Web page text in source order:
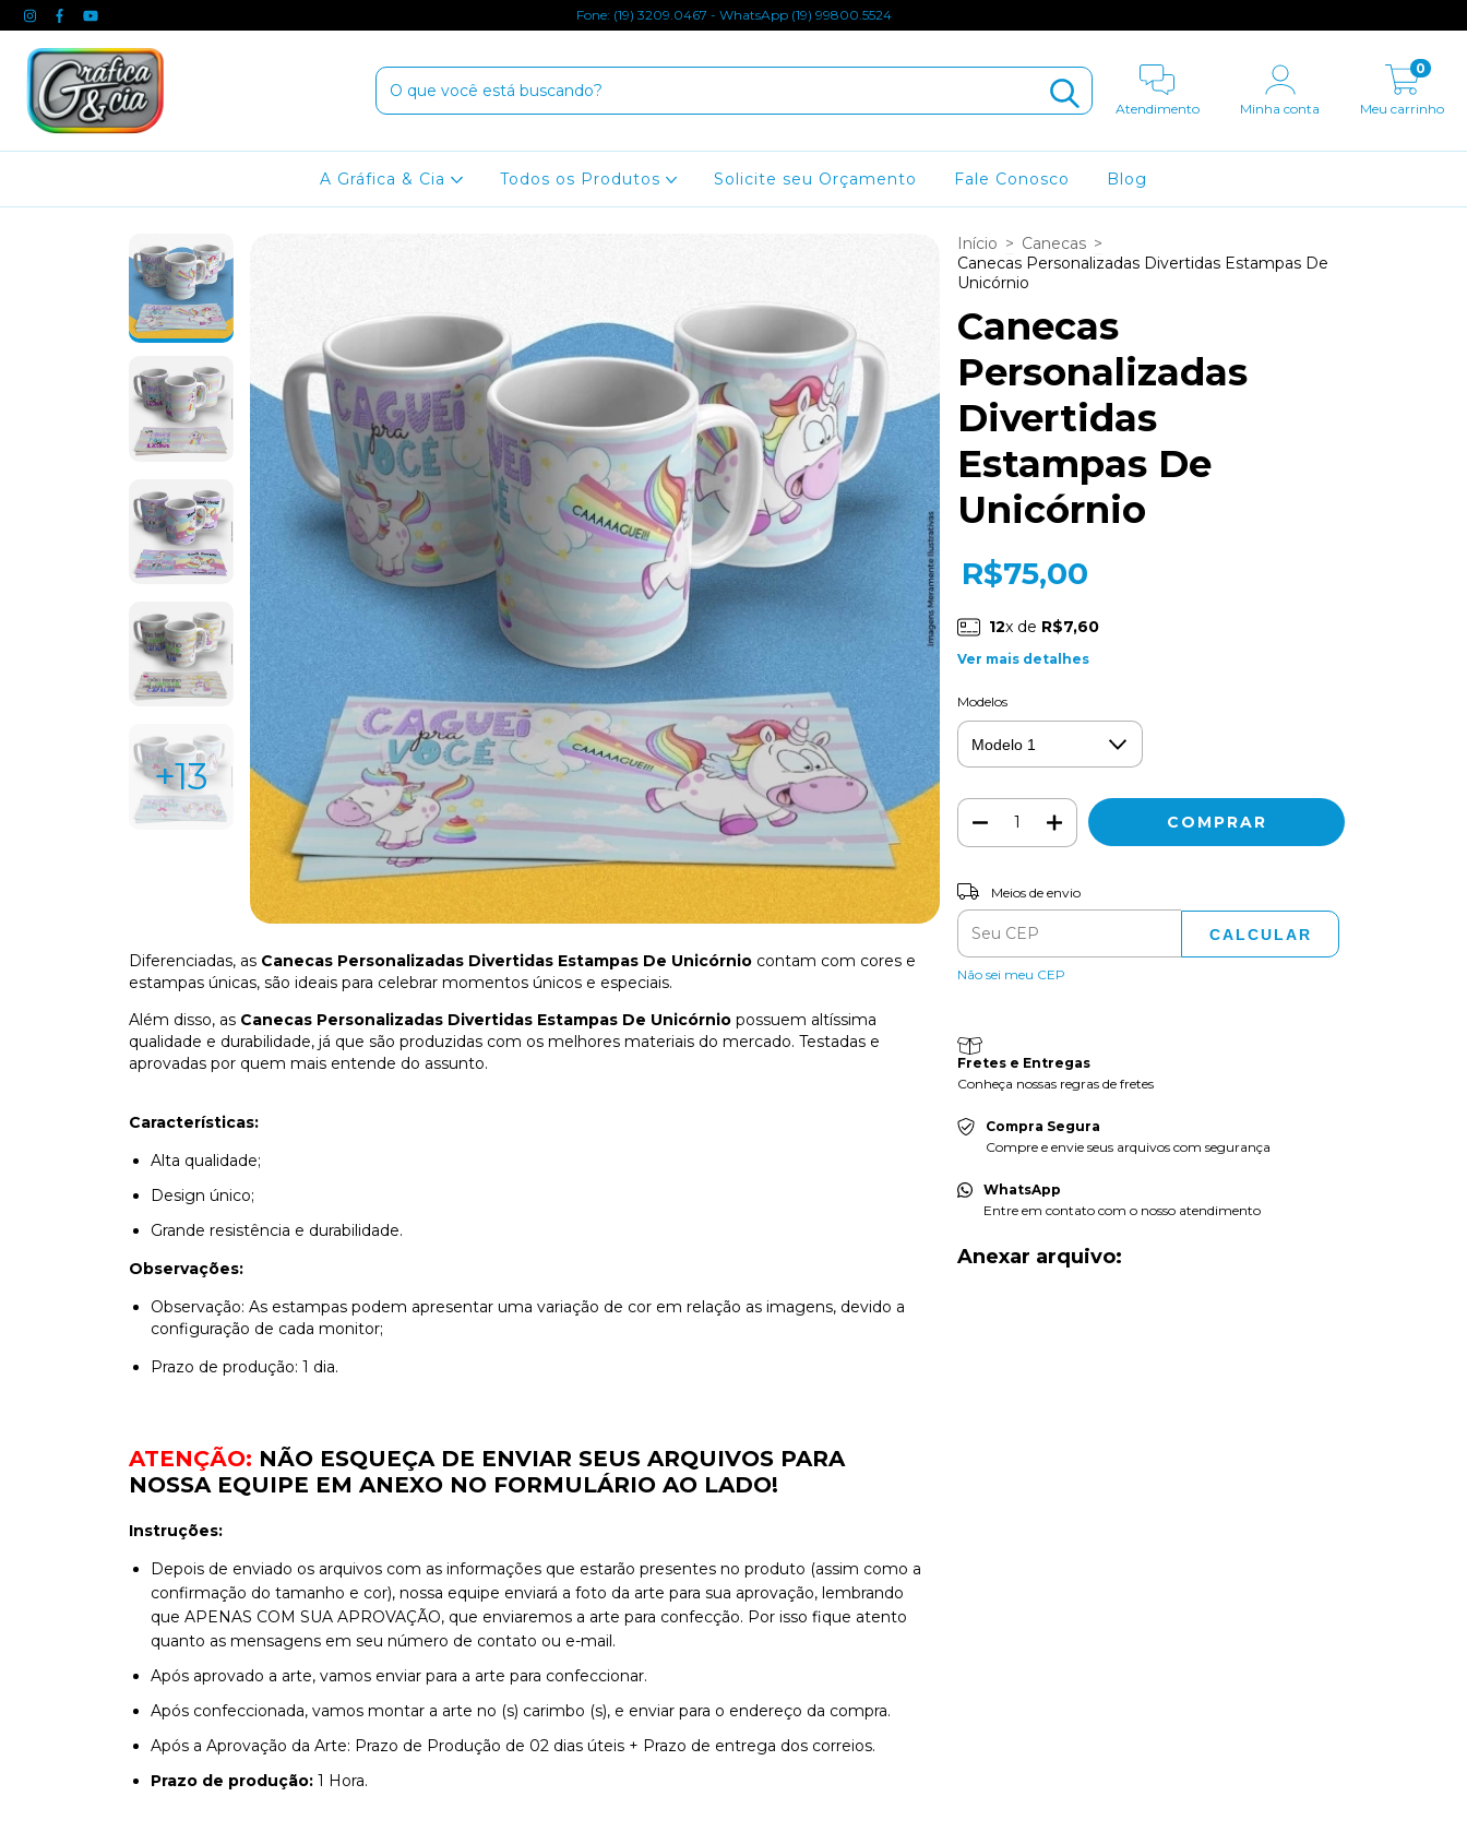
Fone: (19) 3209.0467 - WhatsApp (19) 99800.5524
Atendimento Minha conta Meu carrinho
0
A Gráfica & Cia Todos os Produtos Solicite seu Orçamento Fale Conosco Blog
+13
Diferenciadas, as Canecas Personalizadas Divertidas Estampas De Unicórnio contam com cores e
estampas únicas, são ideais para celebrar momentos únicos e especiais.
Além disso, as Canecas Personalizadas Divertidas Estampas De Unicórnio possuem altíssima
qualidade e durabilidade, já que são produzidas com os melhores materiais do mercado. Testadas e
aprovadas por quem mais entende do assunto.
Características:
Alta qualidade;
Design único;
Grande resistência e durabilidade.
Observações:
Observação: As estampas podem apresentar uma variação de cor em relação as imagens, devido a
configuração de cada monitor;
Prazo de produção: 1 dia.
ATENÇÃO: NÃO ESQUEÇA DE ENVIAR SEUS ARQUIVOS PARA
NOSSA EQUIPE EM ANEXO NO FORMULÁRIO AO LADO!
Instruções:
Depois de enviado os arquivos com as informações que estarão presentes no produto (assim como a
confirmação do tamanho e cor), nossa equipe enviará a foto da arte para sua aprovação, lembrando
que APENAS COM SUA APROVAÇÃO, que enviaremos a arte para confecção. Por isso fique atento
quanto as mensagens em seu número de contato ou e-mail.
Após aprovado a arte, vamos enviar para a arte para confeccionar.
Após confeccionada, vamos montar a arte no (s) carimbo (s), e enviar para o endereço da compra.
Após a Aprovação da Arte: Prazo de Produção de 02 dias úteis + Prazo de entrega dos correios.
Prazo de produção: 1 Hora.
Início > Canecas >
Canecas Personalizadas Divertidas Estampas De
Unicórnio
Canecas
Personalizadas
Divertidas
Estampas De
Unicórnio
R$75,00
12x de R$7,60
Ver mais detalhes
Modelos
Entregas para o CEP:
Meios de envio
CALCULAR
Não sei meu CEP
Fretes e Entregas
Conheça nossas regras de fretes
Compra Segura
Compre e envie seus arquivos com segurança
WhatsApp
Entre em contato com o nosso atendimento
Anexar arquivo: